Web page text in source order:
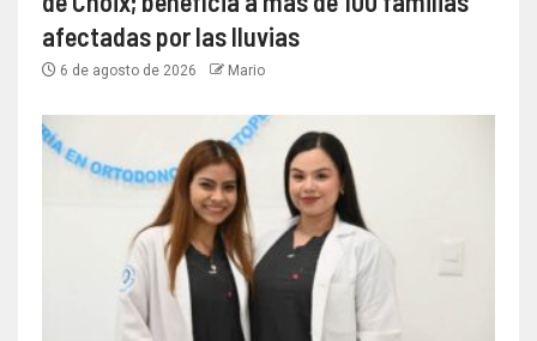
afectadas por las lluvias
6 de agosto de 2026 Mario